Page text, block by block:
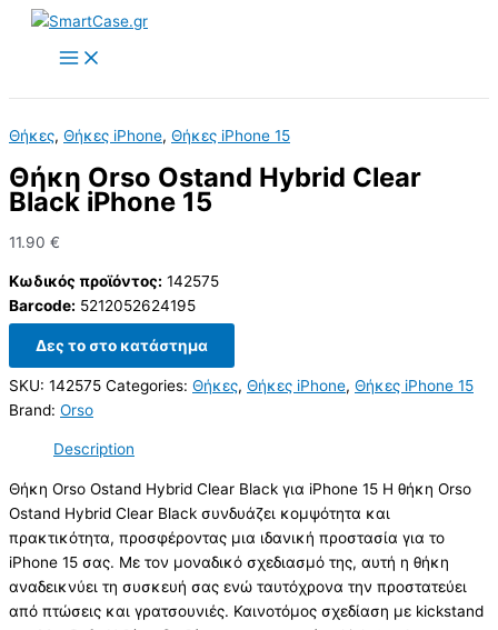
Skip
content
Θήκες, Θήκες iPhone, Θήκες iPhone 15
Θήκη Orso Ostand Hybrid Clear
Black iPhone 15
11.90 €
Κωδικός προϊόντος: 142575
Barcode: 5212052624195
Δες το στο κατάστημα
SKU: 142575 Categories: Θήκες, Θήκες iPhone, Θήκες iPhone 15
Brand: Orso
Description
Θήκη Orso Ostand Hybrid Clear Black για iPhone 15 Η θήκη Orso
Ostand Hybrid Clear Black συνδυάζει κομψότητα και
πρακτικότητα, προσφέροντας μια ιδανική προστασία για το
iPhone 15 σας. Με τον μοναδικό σχεδιασμό της, αυτή η θήκη
αναδεικνύει τη συσκευή σας ενώ ταυτόχρονα την προστατεύει
από πτώσεις και γρατσουνιές. Καινοτόμος σχεδίαση με kickstand